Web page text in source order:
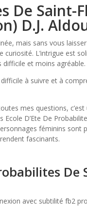
De Saint-
D.J.
mais sans vous
L’intrigue est
et moins agréable.
à suivre et à
mes questions,
D’Ete De
féminins sont
fascinants.
avec subtilité fb2